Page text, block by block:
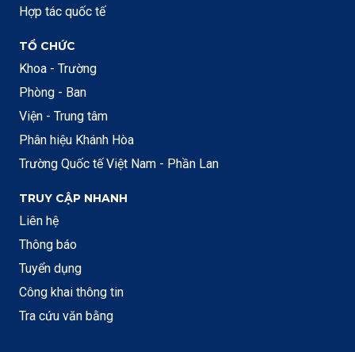
Hợp tác quốc tế
TỔ CHỨC
Khoa - Trường
Phòng - Ban
Viện - Trung tâm
Phân hiệu Khánh Hòa
Trường Quốc tế Việt Nam - Phần Lan
TRUY CẬP NHANH
Liên hệ
Thông báo
Tuyển dụng
Công khai thông tin
Tra cứu văn bằng